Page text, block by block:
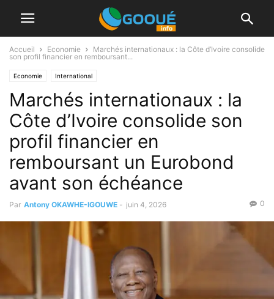
Accueil Economie
Marchés internationaux : la Côte d’Ivoire consolide
son profil financier en remboursant...
Economie International
Marchés internationaux : la
Côte d’Ivoire consolide son
profil financier en
remboursant un Eurobond
avant son échéance
Par Antony OKAWHE-IGOUWE - juin 4, 2026 0